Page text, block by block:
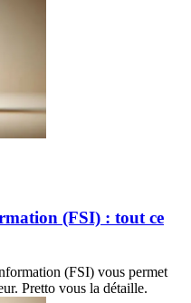
(FSI) : tout ce
(FSI) vous permet
Pretto vous la détaille.